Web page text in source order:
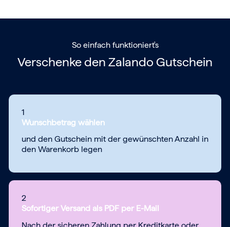
So einfach funktioniert's
Verschenke den Zalando Gutschein
1
Wunschbetrag wählen
und den Gutschein mit der gewünschten Anzahl in
den Warenkorb legen
2
Sofortiger Versand als PDF per E-Mail
Nach der sicheren Zahlung per Kreditkarte oder